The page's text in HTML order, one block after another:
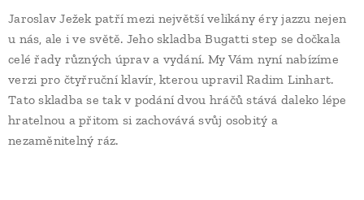
Jaroslav Ježek patří mezi největší velikány éry jazzu nejen
u nás, ale i ve světě. Jeho skladba Bugatti step se dočkala
celé řady různých úprav a vydání. My Vám nyní nabízíme
verzi pro čtyřruční klavír, kterou upravil Radim Linhart.
Tato skladba se tak v podání dvou hráčů stává daleko lépe
hratelnou a přitom si zachovává svůj osobitý a
nezaměnitelný ráz.